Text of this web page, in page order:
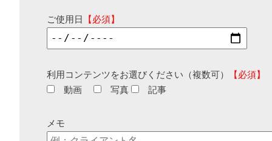
ご使用日 【必須】
利用コンテンツをお選びください（複数可）
【必須】
動画
写真 記事
メモ